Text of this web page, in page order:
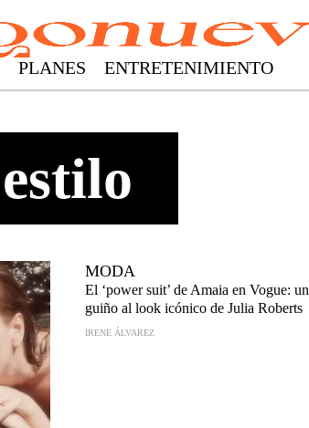
PLANES ENTRETENIMIENTO
estilo
MODA
El ‘power suit’ de Amaia en Vogue: un
guiño al look icónico de Julia Roberts
IRENE ÁLVAREZ